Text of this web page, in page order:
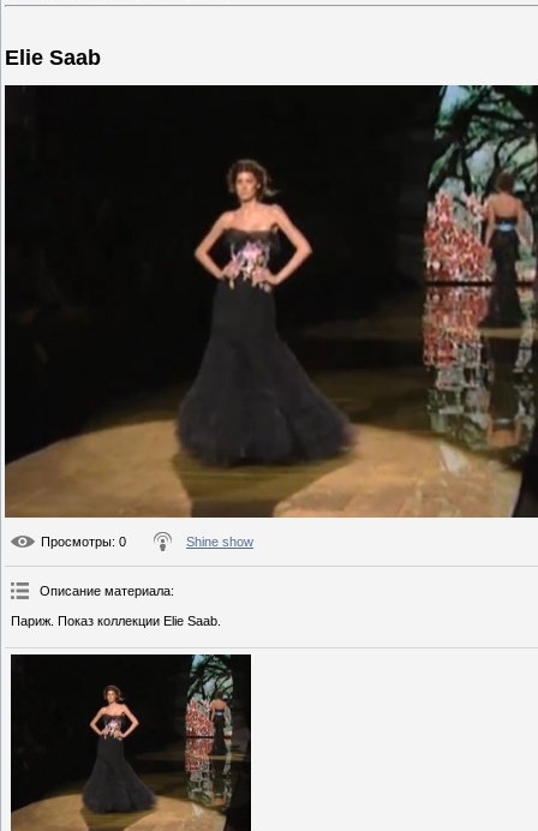
Elie Saab
Просмотры: 0 Shine show
Описание материала:
Париж. Показ коллекции Elie Saab.